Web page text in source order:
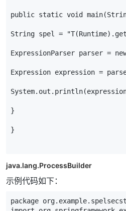
public static void main(
String spel =
ExpressionParser parser =
Expression expression =
System. out . println(
}
}
java.lang.ProcessBuilder
示例代码如下：
package org. example.